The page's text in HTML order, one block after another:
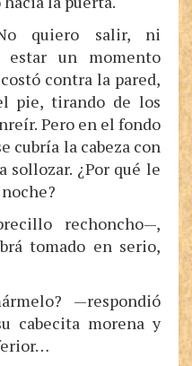
quiero salir, ni
estar un momento
contra la pared,
pie, tirando de los
Pero en el fondo
cubría la cabeza con
sollozar. ¿Por qué le
rechoncho—,
tomado en serio,
—respondió
cabecita morena y